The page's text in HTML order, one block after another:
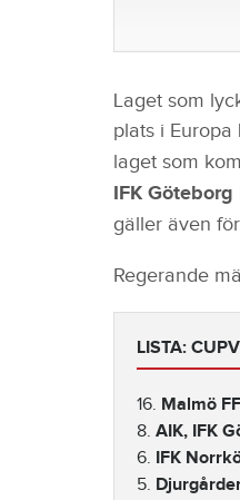
Laget som
plats i
laget som
IFK Göteborg
gäller även
Regerande
LISTA:
16. Malmö FF
8. AIK, IFK
6. IFK
5.